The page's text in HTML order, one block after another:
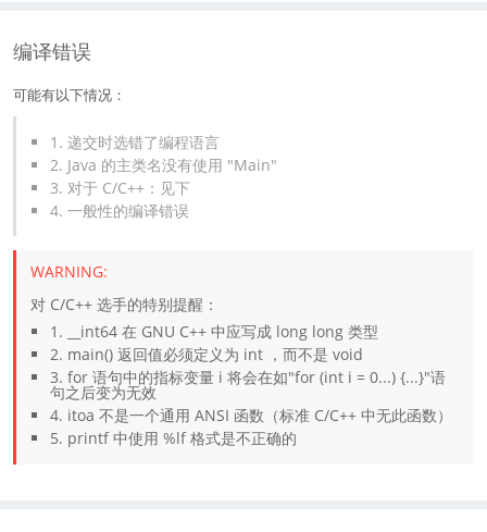
编译错误
可能有以下情况：
1. 递交时选错了编程语言
2. Java 的主类名没有使用 "Main"
3. 对于 C/C++：见下
4. 一般性的编译错误
对 C/C++ 选手的特别提醒：
1. __int64 在 GNU C++ 中应写成 long long 类型
2. main() 返回值必须定义为 int ，而不是 void
3. for 语句中的指标变量 i 将会在如"for (int i = 0...) {...}"语
句之后变为无效
4. itoa 不是一个通用 ANSI 函数（标准 C/C++ 中无此函数）
5. printf 中使用 %lf 格式是不正确的